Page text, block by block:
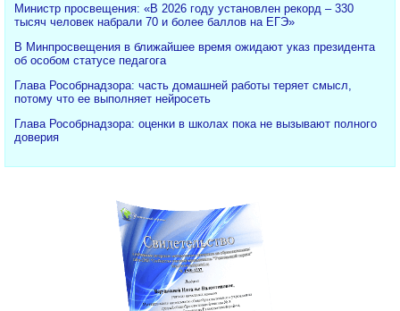
Министр просвещения: «В 2026 году установлен рекорд – 330
тысяч человек набрали 70 и более баллов на ЕГЭ»
В Минпросвещения в ближайшее время ожидают указ президента
об особом статусе педагога
Глава Рособрнадзора: часть домашней работы теряет смысл,
потому что ее выполняет нейросеть
Глава Рособрнадзора: оценки в школах пока не вызывают полного
доверия